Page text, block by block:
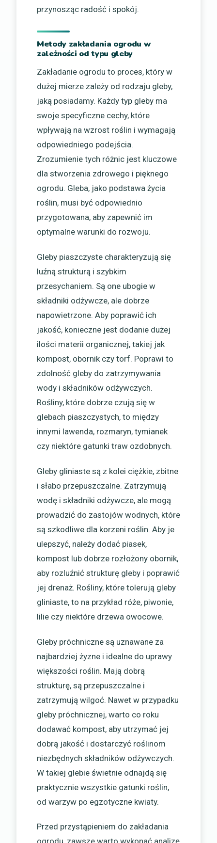
przynosząc radość i spokój.
Metody zakładania ogrodu w
zależności od typu gleby
Zakładanie ogrodu to proces, który w
dużej mierze zależy od rodzaju gleby,
jaką posiadamy. Każdy typ gleby ma
swoje specyficzne cechy, które
wpływają na wzrost roślin i wymagają
odpowiedniego podejścia.
Zrozumienie tych różnic jest kluczowe
dla stworzenia zdrowego i pięknego
ogrodu. Gleba, jako podstawa życia
roślin, musi być odpowiednio
przygotowana, aby zapewnić im
optymalne warunki do rozwoju.
Gleby piaszczyste charakteryzują się
luźną strukturą i szybkim
przesychaniem. Są one ubogie w
składniki odżywcze, ale dobrze
napowietrzone. Aby poprawić ich
jakość, konieczne jest dodanie dużej
ilości materii organicznej, takiej jak
kompost, obornik czy torf. Poprawi to
zdolność gleby do zatrzymywania
wody i składników odżywczych.
Rośliny, które dobrze czują się w
glebach piaszczystych, to między
innymi lawenda, rozmaryn, tymianek
czy niektóre gatunki traw ozdobnych.
Gleby gliniaste są z kolei ciężkie, zbitne
i słabo przepuszczalne. Zatrzymują
wodę i składniki odżywcze, ale mogą
prowadzić do zastojów wodnych, które
są szkodliwe dla korzeni roślin. Aby je
ulepszyć, należy dodać piasek,
kompost lub dobrze rozłożony obornik,
aby rozluźnić strukturę gleby i poprawić
jej drenaż. Rośliny, które tolerują gleby
gliniaste, to na przykład róże, piwonie,
lilie czy niektóre drzewa owocowe.
Gleby próchniczne są uznawane za
najbardziej żyzne i idealne do uprawy
większości roślin. Mają dobrą
strukturę, są przepuszczalne i
zatrzymują wilgoć. Nawet w przypadku
gleby próchnicznej, warto co roku
dodawać kompost, aby utrzymać jej
dobrą jakość i dostarczyć roślinom
niezbędnych składników odżywczych.
W takiej glebie świetnie odnajdą się
praktycznie wszystkie gatunki roślin,
od warzyw po egzotyczne kwiaty.
Przed przystąpieniem do zakładania